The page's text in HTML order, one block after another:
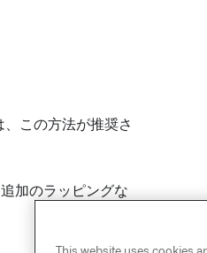
この方法が推奨さ
加のラッピングな